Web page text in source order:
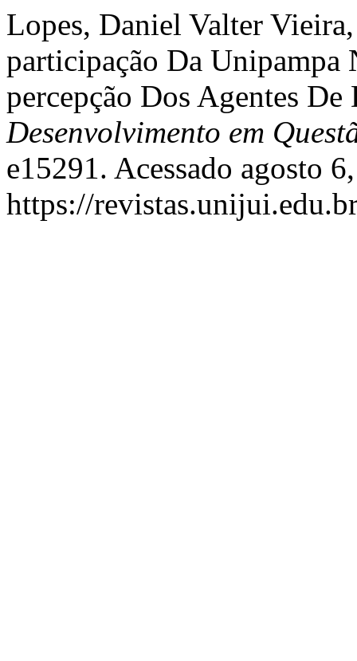
Lopes, Daniel Valter
participação Da Unipampa
percepção Dos Agentes
Desenvolvimento em
e15291. Acessado agosto
https://